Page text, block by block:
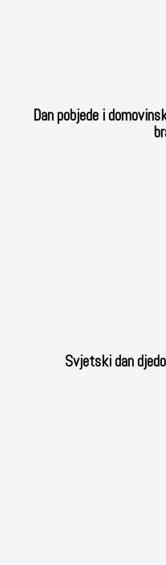
Dan pobjede i
Svjetski dan